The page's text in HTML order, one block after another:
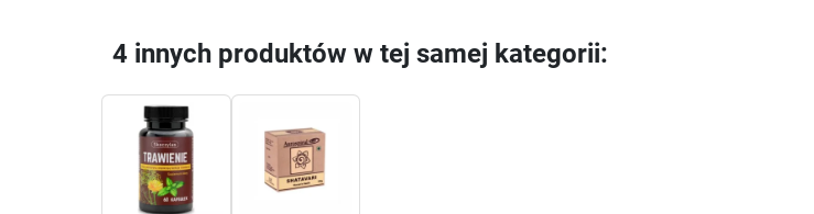
4 innych produktów w tej samej kategorii: